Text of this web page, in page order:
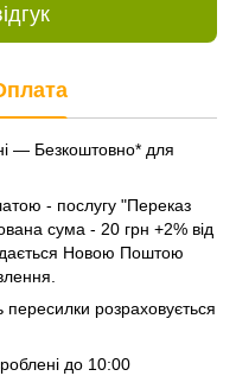
— Безкоштовно* для
- послугу "Переказ
сума - 20 грн +2% від
Новою Поштою
розраховується
до 10:00